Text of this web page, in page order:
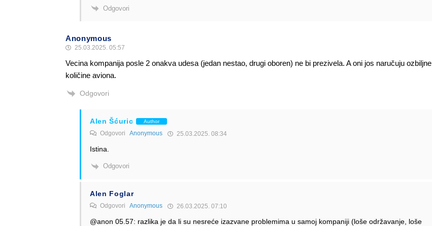
Odgovori
Anonymous
25.03.2025. 05:57
Vecina kompanija posle 2 onakva udesa (jedan nestao, drugi oboren) ne bi prezivela. A oni jos naručuju ozbiljne
količine aviona.
Odgovori
Alen Šćuric Author
Odgovori Anonymous 25.03.2025. 08:34
Istina.
Odgovori
Alen Foglar
Odgovori Anonymous 26.03.2025. 07:10
@anon 05.57: razlika je da li su nesreće izazvane problemima u samoj kompaniji (loše održavanje, loše